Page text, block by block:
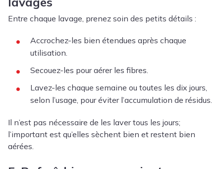
Entre chaque lavage, prenez soin des petits détails :
Accrochez-les bien étendues après chaque
utilisation.
Secouez-les pour aérer les fibres.
Lavez-les chaque semaine ou toutes les dix jours,
selon l’usage, pour éviter l’accumulation de résidus.
Il n’est pas nécessaire de les laver tous les jours;
l’important est qu’elles sèchent bien et restent bien
aérées.